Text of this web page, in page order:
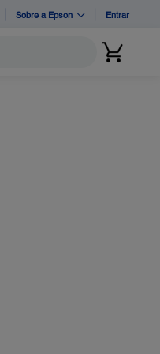
Sobre a Epson Entrar